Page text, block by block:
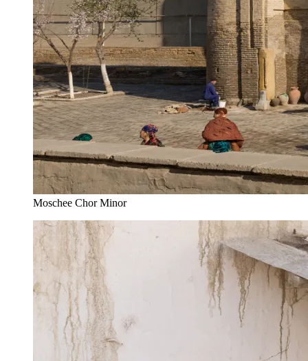
Moschee Chor Minor